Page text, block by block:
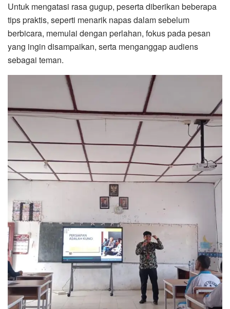
Untuk mengatasi rasa gugup, peserta diberikan beberapa
tips praktis, seperti menarik napas dalam sebelum
berbicara, memulai dengan perlahan, fokus pada pesan
yang ingin disampaikan, serta menganggap audiens
sebagai teman.